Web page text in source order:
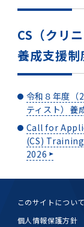
CS（クリ
養成支援制
令和８年度（
ティスト）養
Call for
(CS)
2026
このサイトについて
個人情報保護方針